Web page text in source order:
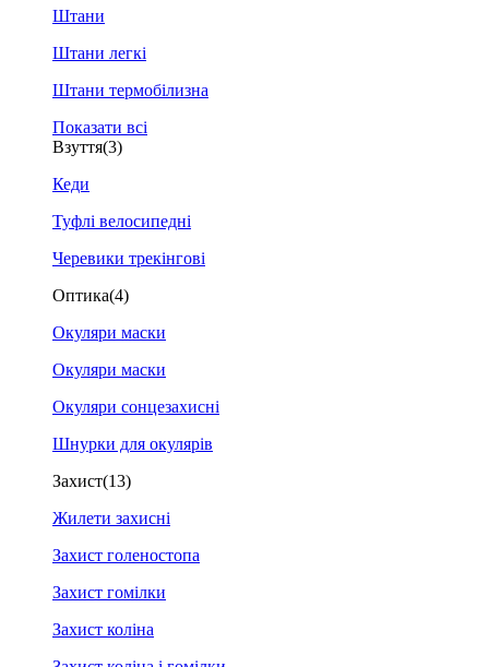
Штани
Штани легкі
Штани термобілизна
Показати всі
Взуття(3)
Кеди
Туфлі велосипедні
Черевики трекінгові
Оптика(4)
Окуляри маски
Окуляри маски
Окуляри сонцезахисні
Шнурки для окулярів
Захист(13)
Жилети захисні
Захист голеностопа
Захист гомілки
Захист коліна